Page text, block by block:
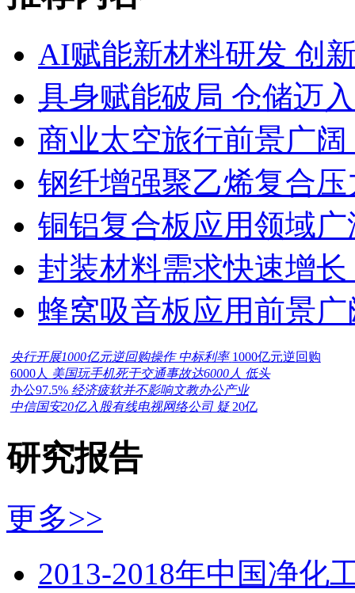
AI赋能新材料研发 创
具身赋能破局 仓储迈
商业太空旅行前景广
钢纤增强聚乙烯复合
铜铝复合板应用领域
封装材料需求快速增
蜂窝吸音板应用前景
央行开展1000亿元逆回购操作 中标利率 1000亿元逆回购
6000人 美国玩手机死于交通事故达6000人 低头
办公97.5% 经济疲软并不影响文教办公产业
中信国安20亿入股有线电视网络公司 疑 20亿
研究报告
更多>>
2013-2018年中国净化